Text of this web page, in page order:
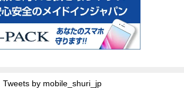
Tweets by mobile_shuri_jp